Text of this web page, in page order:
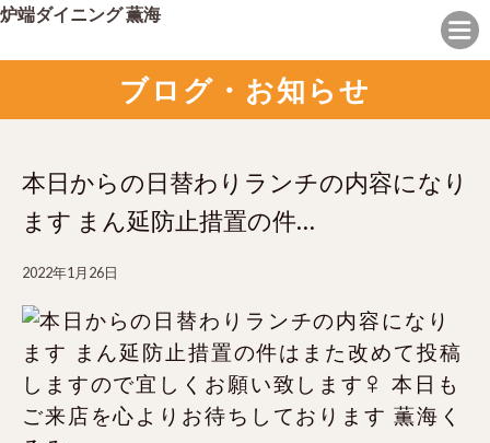
炉端ダイニング 薫海
ブログ・お知らせ
本日からの日替わりランチの内容になり
ます まん延防止措置の件…
2022年1月26日